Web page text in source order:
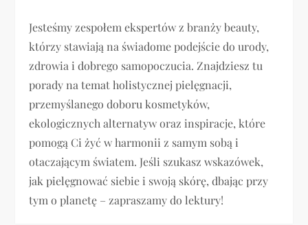
a
w
p
i
s
u
Jesteśmy zespołem ekspertów z branży beauty,
którzy stawiają na świadome podejście do urody,
zdrowia i dobrego samopoczucia. Znajdziesz tu
porady na temat holistycznej pielęgnacji,
przemyślanego doboru kosmetyków,
ekologicznych alternatyw oraz inspiracje, które
pomogą Ci żyć w harmonii z samym sobą i
otaczającym światem. Jeśli szukasz wskazówek,
jak pielęgnować siebie i swoją skórę, dbając przy
tym o planetę – zapraszamy do lektury!